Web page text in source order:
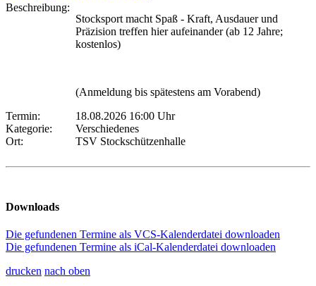
Beschreibung:
Stocksport macht Spaß - Kraft, Ausdauer und
Präzision treffen hier aufeinander (ab 12 Jahre;
kostenlos)
(Anmeldung bis spätestens am Vorabend)
Termin:
18.08.2026 16:00 Uhr
Kategorie:
Verschiedenes
Ort:
TSV Stockschützenhalle
Downloads
Die gefundenen Termine als VCS-Kalenderdatei downloaden
Die gefundenen Termine als iCal-Kalenderdatei downloaden
drucken nach oben